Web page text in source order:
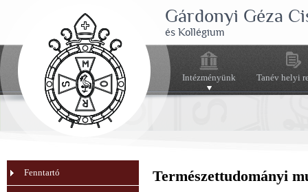
Gárdonyi Géza
és Kollégium
Intézményünk Tanév helyi
Fenntartó Természettudományi